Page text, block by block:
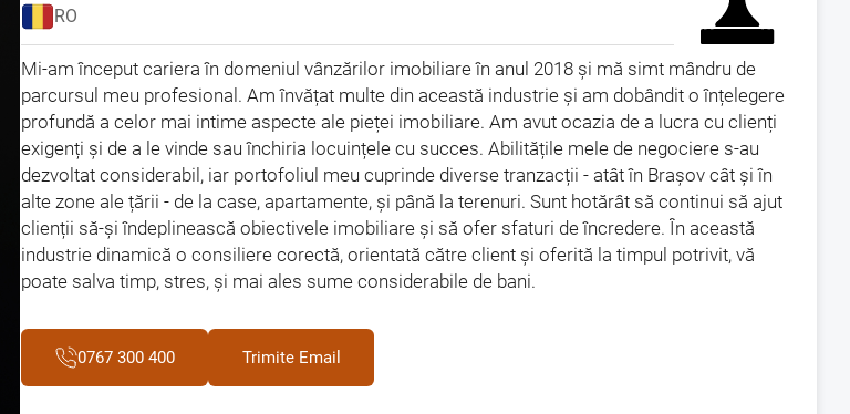
RO
Mi-am început cariera în domeniul vânzărilor imobiliare în anul 2018 și mă simt mândru de
parcursul meu profesional. Am învățat multe din această industrie și am dobândit o înțelegere
profundă a celor mai intime aspecte ale pieței imobiliare. Am avut ocazia de a lucra cu clienți
exigenți și de a le vinde sau închiria locuințele cu succes. Abilitățile mele de negociere s-au
dezvoltat considerabil, iar portofoliul meu cuprinde diverse tranzacții - atât în Brașov cât și în
alte zone ale țării - de la case, apartamente, și până la terenuri. Sunt hotărât să continui să ajut
clienții să-și îndeplinească obiectivele imobiliare și să ofer sfaturi de încredere. În această
industrie dinamică o consiliere corectă, orientată către client și oferită la timpul potrivit, vă
poate salva timp, stres, și mai ales sume considerabile de bani.
0767 300 400 Trimite Email